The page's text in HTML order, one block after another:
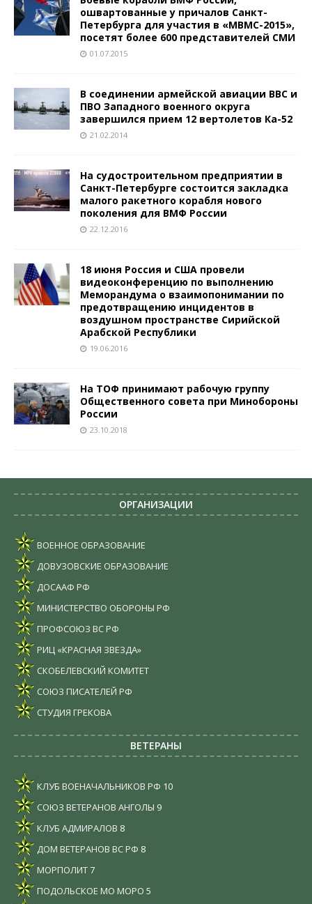
ошвартованные у причалов Санкт-
Петербурга для участия в «МВМС-2015»,
посетят более 600 представителей СМИ
01.07.2015
В соединении армейской авиации ВВС и
ПВО Западного военного округа
завершился прием 12 вертолетов Ка-52
21.02.2014
На судостроительном предприятии в
Санкт-Петербурге состоится закладка
малого ракетного корабля нового
поколения для ВМФ России
22.12.2016
18 июня Россия и США провели
видеоконференцию по выполнению
Меморандума о взаимопонимании по
предотвращению инцидентов в
воздушном пространстве Сирийской
Арабской Республики
19.06.2016
На ТОФ принимают рабочую группу
Общественного совета при Минобороны
России
23.10.2018
ОРГАНИЗАЦИИ
ВОЕННОЕ ОБРАЗОВАНИЕ
ДОВУЗОВСКИЕ ОБРАЗОВАНИЕ
ДОСААФ РФ
МИНИСТЕРСТВО ОБОРОНЫ РФ
ПРОФСОЮЗ ВС РФ
РИЦ «КРАСНАЯ ЗВЕЗДА»
СКОБЕЛЕВСКИЙ КОМИТЕТ
СОЮЗ ПИСАТЕЛЕЙ РФ
СТУДИЯ ГРЕКОВА
ВЕТЕРАНЫ
КЛУБ ВОЕНАЧАЛЬНИКОВ РФ 10
СОЮЗ ВЕТЕРАНОВ АНГОЛЫ 9
КЛУБ АДМИРАЛОВ 8
ДОМ ВЕТЕРАНОВ ВС РФ 8
МОРПОЛИТ7
ПОДОЛЬСКОЕ МО МОРО 5